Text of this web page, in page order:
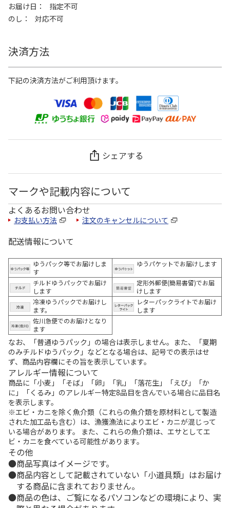
お届け日
指定不可
のし
対応不可
決済方法
下記の決済方法がご利用頂けます。
シェアする
マークや記載内容について
よくあるお問い合わせ
お支払い方法 注文のキャンセルについて
配送情報について
ゆうパック等でお届けしま
す
ゆうパケットでお届けします
チルドゆうパックでお届け
します
定形外郵便(簡易書留)でお届
けします
冷凍ゆうパックでお届けし
ます。
レターパックライトでお届け
します
佐川急便でのお届けとなり
ます
なお、「普通ゆうパック」の場合は表示しません。また、「夏期
のみチルドゆうパック」などとなる場合は、記号での表示はせ
ず、商品内容欄にその旨を表示しています。
アレルギー情報について
商品に「小麦」「そば」「卵」「乳」「落花生」「えび」「か
に」「くるみ」のアレルギー特定8品目を含んでいる場合に品目名
を表示します。
※エビ・カニを除く魚介類（これらの魚介類を原材料として製造
された加工品も含む）は、漁獲漁法によりエビ・カニが混じって
いる場合があります。 また、これらの魚介類は、エサとしてエ
ビ・カニを食べている可能性があります。
その他
商品写真はイメージです。
商品内容として記載されていない「小道具類」はお届け
する商品に含まれておりません。
商品の色は、ご覧になるパソコンなどの環境により、実